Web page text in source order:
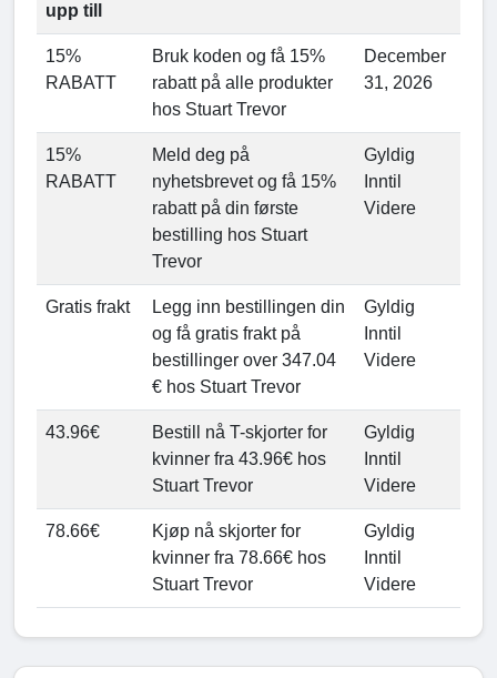
upp till
15%
RABATT
Bruk koden og få 15%
rabatt på alle produkter
hos Stuart Trevor
December
31, 2026
15%
RABATT
Meld deg på
nyhetsbrevet og få 15%
rabatt på din første
bestilling hos Stuart
Trevor
Gyldig
Inntil
Videre
Gratis frakt
Legg inn bestillingen din
og få gratis frakt på
bestillinger over 347.04
€ hos Stuart Trevor
Gyldig
Inntil
Videre
43.96€
Bestill nå T-skjorter for
kvinner fra 43.96€ hos
Stuart Trevor
Gyldig
Inntil
Videre
78.66€
Kjøp nå skjorter for
kvinner fra 78.66€ hos
Stuart Trevor
Gyldig
Inntil
Videre